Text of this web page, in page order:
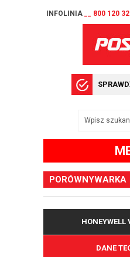
INFOLINIA __ 800 120
PORÓWNYWARKA
HONEYWELL
DANE